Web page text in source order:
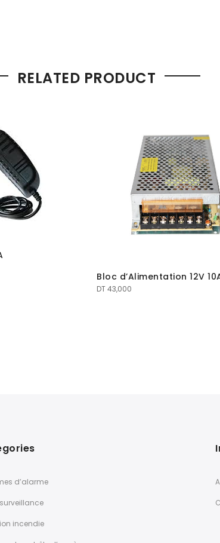
RELATED PRODUCT
Bloc d’Alimentation 12V
DT43,000
d’alarme
incendie